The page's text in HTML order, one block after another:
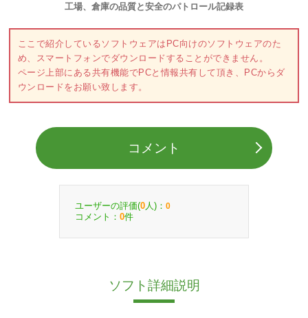
工場、倉庫の品質と安全のパトロール記録表
ここで紹介しているソフトウェアはPC向けのソフトウェアのた
め、スマートフォンでダウンロードすることができません。
ページ上部にある共有機能でPCと情報共有して頂き、PCからダ
ウンロードをお願い致します。
コメント
ユーザーの評価(0 人)： 0
コメント： 0件
ソフト詳細説明